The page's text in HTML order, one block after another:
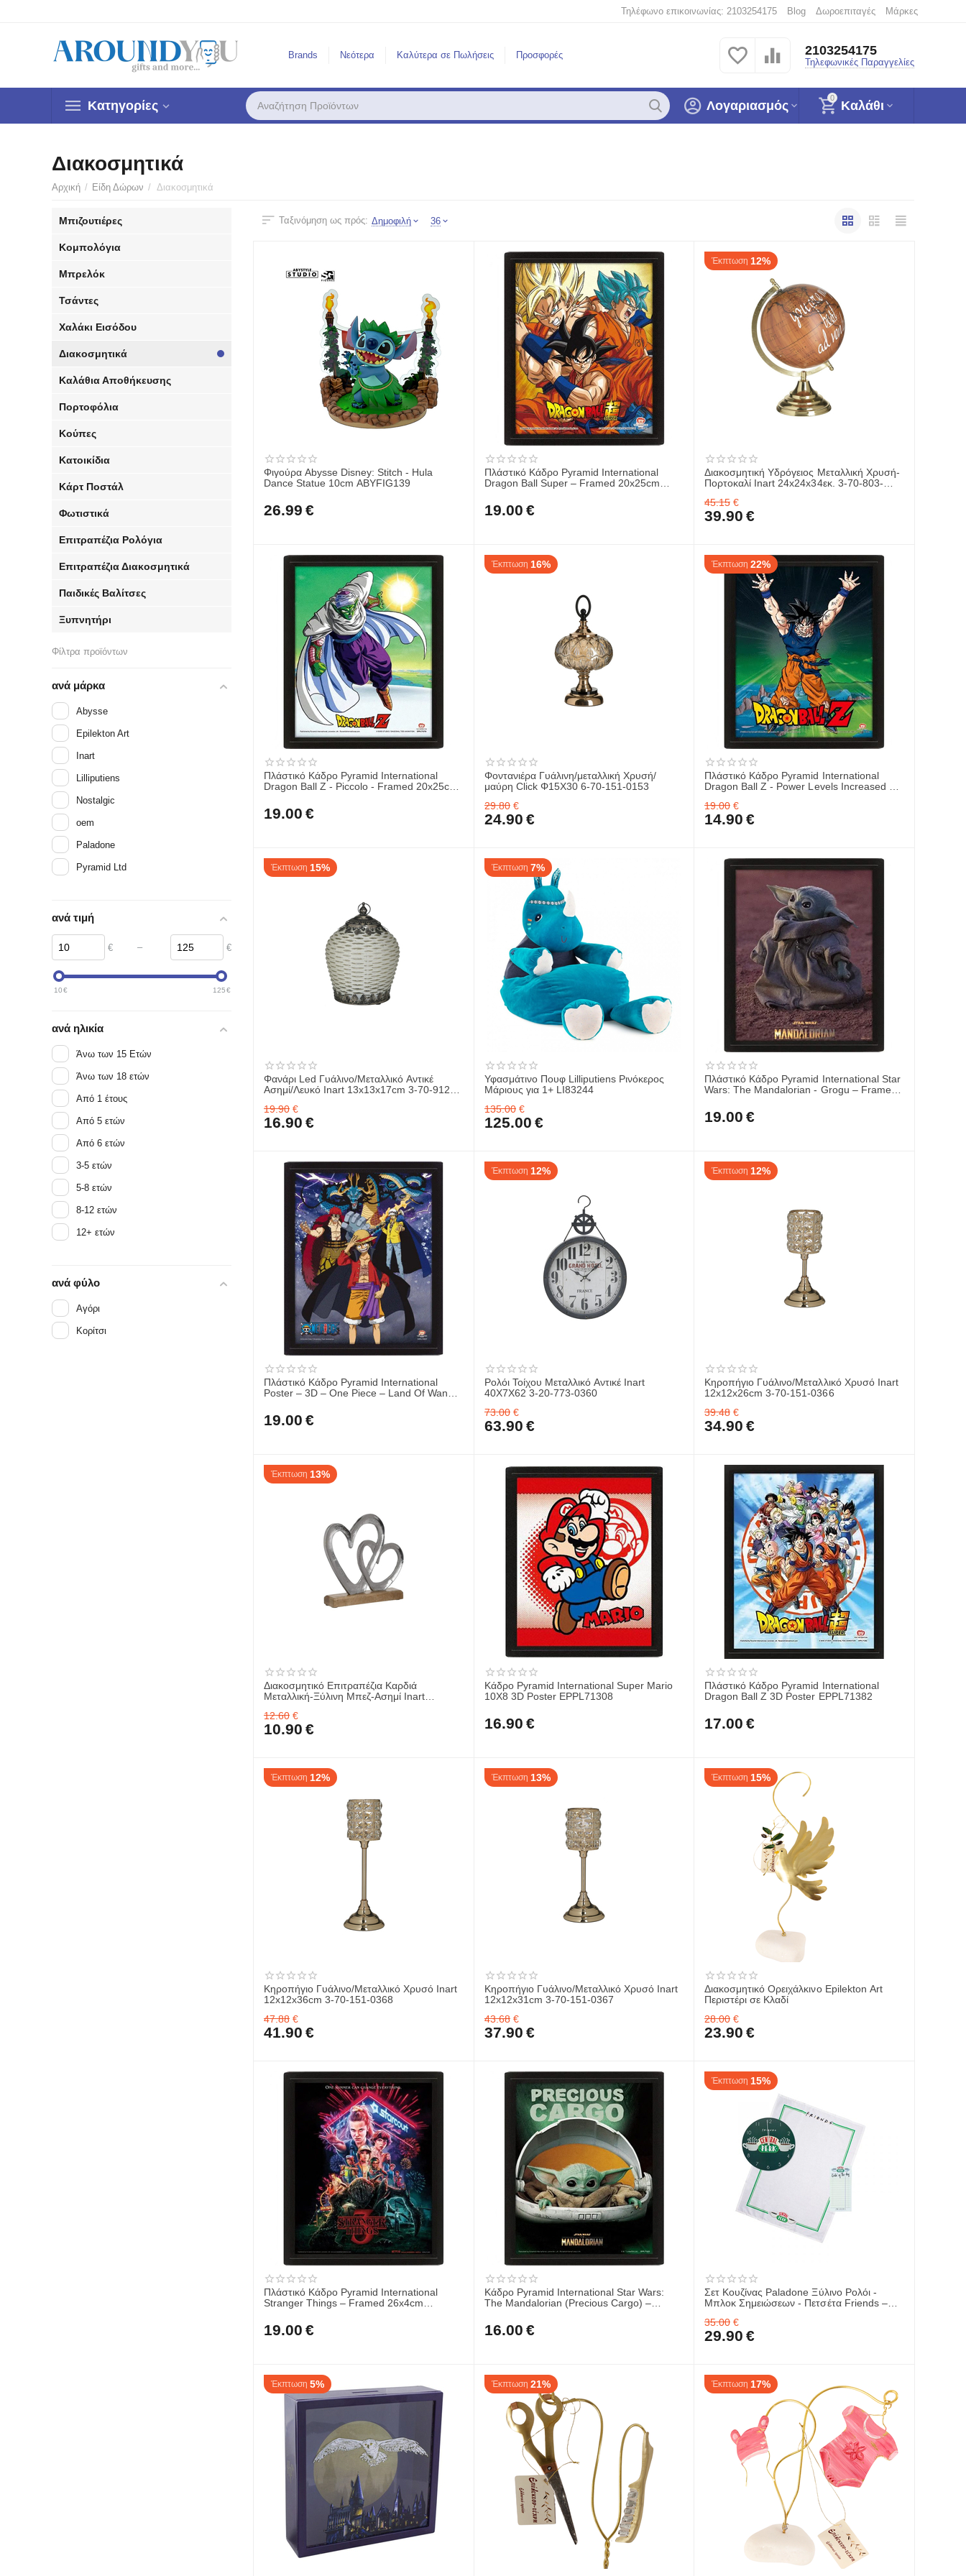
Τηλέφωνο επικοινωνίας: 2103254175 Blog Δωροεπιταγές Μάρκες
Brands Νεότερα Καλύτερα σε Πωλήσεις Προσφορές 2103254175
Τηλεφωνικές Παραγγελίες
Κατηγορίες
0
Καλάθι
Λογαριασμός
Διακοσμητικά
Αρχική / Είδη Δώρων / Διακοσμητικά
Ταξινόμηση ως πρός: Δημοφιλή 36
Φιγούρα Abysse Disney: Stitch - Hula
Dance Statue 10cm ABYFIG139
26.99 €
Πλάστικό Κάδρο Pyramid International
Dragon Ball Super – Framed 20x25cm
19.00 €
Έκπτωση 12%
Διακοσμητική Υδρόγειος Μεταλλική Χρυσή-
Πορτοκαλί Inart 24x24x34εκ. 3-70-803-
45.15 €
39.90 €
Πλάστικό Κάδρο Pyramid International
Dragon Ball Z - Piccolo - Framed 20x25cm
19.00 €
Έκπτωση 16%
Φοντανιέρα Γυάλινη/μεταλλική Χρυσή/
μαύρη Click Φ15Χ30 6-70-151-0153
29.80 €
24.90 €
Έκπτωση 22%
Πλάστικό Κάδρο Pyramid International
Dragon Ball Z - Power Levels Increased –
19.00 €
14.90 €
Έκπτωση 15%
Φανάρι Led Γυάλινο/Μεταλλικό Αντικέ
Ασημί/Λευκό Inart 13x13x17cm 3-70-912-
19.90 €
16.90 €
Έκπτωση 7%
Υφασμάτινο Πουφ Lilliputiens Ρινόκερος
Μάριους για 1+ LI83244
135.00 €
125.00 €
Πλάστικό Κάδρο Pyramid International Star
Wars: The Mandalorian - Grogu – Framed
19.00 €
Πλάστικό Κάδρο Pyramid International
Poster – 3D – One Piece – Land Of Wano
19.00 €
Έκπτωση 12%
Ρολόι Τοίχου Μεταλλικό Αντικέ Inart
40Χ7Χ62 3-20-773-0360
73.00 €
63.90 €
Έκπτωση 12%
Κηροπήγιο Γυάλινο/Μεταλλικό Χρυσό Inart
12x12x26cm 3-70-151-0366
39.48 €
34.90 €
Έκπτωση 13%
Διακοσμητικό Επιτραπέζια Καρδιά
Μεταλλική-Ξύλινη Μπεζ-Ασημί Inart
12.60 €
10.90 €
Κάδρο Pyramid International Super Mario
10X8 3D Poster EPPL71308
16.90 €
Πλάστικό Κάδρο Pyramid International
Dragon Ball Z 3D Poster EPPL71382
17.00 €
Έκπτωση 12%
Κηροπήγιο Γυάλινο/Μεταλλικό Χρυσό Inart
12x12x36cm 3-70-151-0368
47.88 €
41.90 €
Έκπτωση 13%
Κηροπήγιο Γυάλινο/Μεταλλικό Χρυσό Inart
12x12x31cm 3-70-151-0367
43.68 €
37.90 €
Έκπτωση 15%
Διακοσμητικό Ορειχάλκινο Epilekton Art
Περιστέρι σε Κλαδί
28.00 €
23.90 €
Πλάστικό Κάδρο Pyramid International
Stranger Things – Framed 26x4cm
19.00 €
Κάδρο Pyramid International Star Wars:
The Mandalorian (Precious Cargo) –
16.00 €
Έκπτωση 15%
Σετ Κουζίνας Paladone Ξύλινο Ρολόι -
Μπλοκ Σημειώσεων - Πετσέτα Friends –
35.00 €
29.90 €
Έκπτωση 5% Έκπτωση 21% Έκπτωση 17%
Μπιζουτιέρες
Κομπολόγια
Μπρελόκ
Τσάντες
Χαλάκι Εισόδου
Διακοσμητικά
Καλάθια Αποθήκευσης
Πορτοφόλια
Κούπες
Κατοικίδια
Κάρτ Ποστάλ
Φωτιστικά
Επιτραπέζια Ρολόγια
Επιτραπέζια Διακοσμητικά
Παιδικές Βαλίτσες
Ξυπνητήρι
Φίλτρα προϊόντων
ανά μάρκα
Abysse
Epilekton Art
Inart
Lilliputiens
Nostalgic
oem
Paladone
Pyramid Ltd
ανά τιμή
€ – €
10€ 125€
ανά ηλικία
Άνω των 15 Ετών
Άνω των 18 ετών
Από 1 έτους
Από 5 ετών
Από 6 ετών
3-5 ετών
5-8 ετών
8-12 ετών
12+ ετών
ανά φύλο
Αγόρι
Κορίτσι